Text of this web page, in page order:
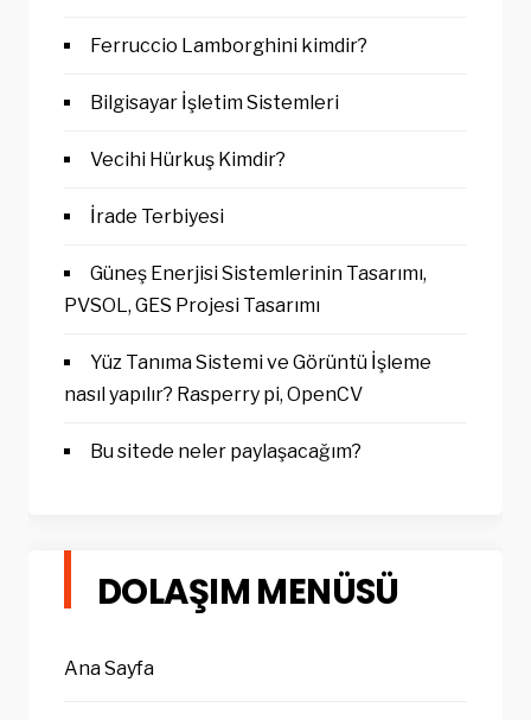
Ferruccio Lamborghini kimdir?
Bilgisayar İşletim Sistemleri
Vecihi Hürkuş Kimdir?
İrade Terbiyesi
Güneş Enerjisi Sistemlerinin Tasarımı,
PVSOL, GES Projesi Tasarımı
Yüz Tanıma Sistemi ve Görüntü İşleme
nasıl yapılır? Rasperry pi, OpenCV
Bu sitede neler paylaşacağım?
DOLAŞIM MENÜSÜ
Ana Sayfa